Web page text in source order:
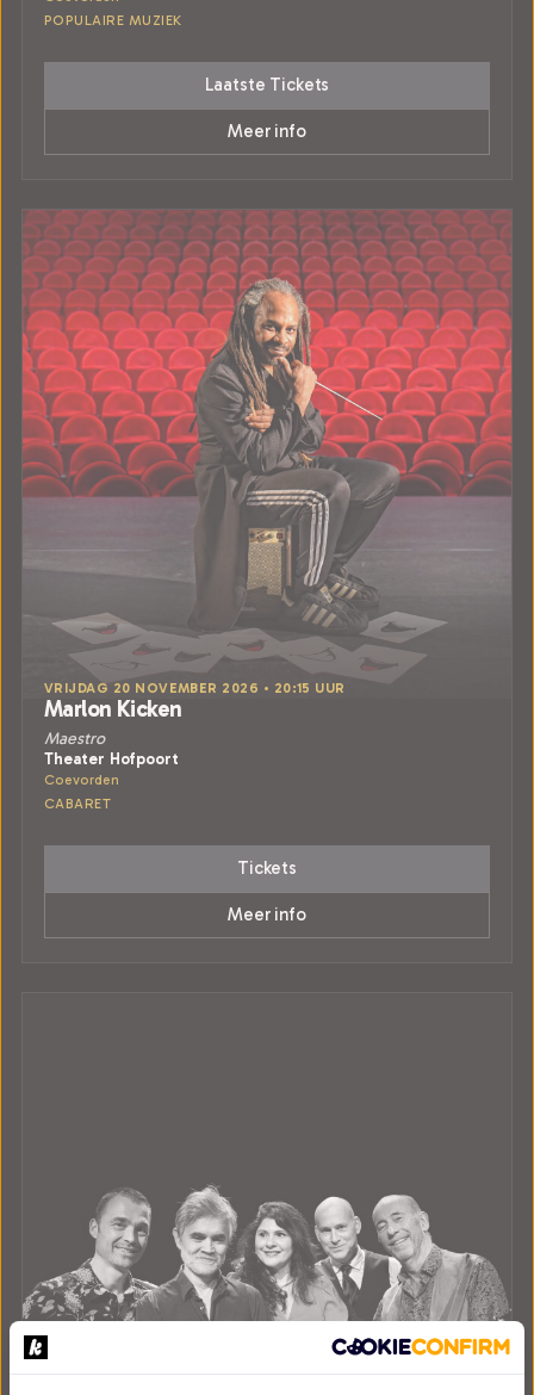
POPULAIRE MUZIEK
Laatste Tickets
Meer info
VRIJDAG 20 NOVEMBER 2026 • 20:15 UUR
Marlon Kicken
Maestro
Theater Hofpoort
Coevorden
CABARET
Tickets
Meer info